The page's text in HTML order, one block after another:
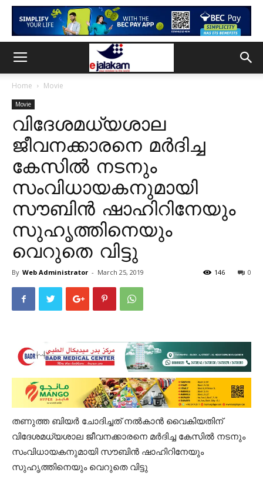
Home Movie
Movie
വിദേശമധ്യശാല
ജീവനക്കാരനെ മര്‍ദിച്ച
കേസില്‍ നടനും
സംവിധായകനുമായി
സൗബിന്‍ ഷാഹിറിനേയും
സുഹൃത്തിനെയും
വെറുതെ വിട്ടു
By Web Administrator - March 25, 2019 0
146
തണുത്ത ബിയര്‍ ചോദിച്ചത് നല്‍കാന്‍ വൈകിയതിന്
വിദേശമധ്യശാല ജീവനക്കാരനെ മര്‍ദിച്ച കേസില്‍ നടനും
സംവിധായകനുമായി സൗബിന്‍ ഷാഹിറിനേയും
സുഹൃത്തിനെയും വെറുതെ വിട്ടു